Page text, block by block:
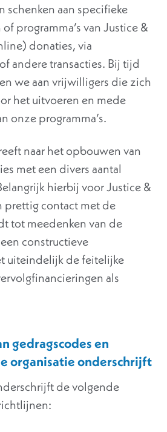
schenken aan specifieke
programma’s van Justice &
donaties, via
andere transacties. Bij tijd
we aan vrijwilligers die zich
het uitvoeren en mede
onze programma’s.
naar het opbouwen van
met een divers aantal
hierbij voor Justice &
prettig contact met de
tot meedenken van de
constructieve
uiteindelijk de feitelijke
als
gedragscodes en
organisatie onderschrijft
de volgende